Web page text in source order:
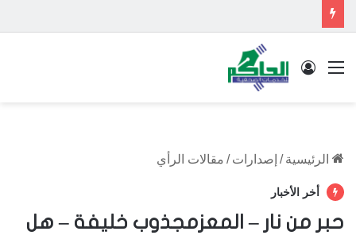
القائمة تسجيل الدخول
الرئيسية / إصدارات / مقالات الرأي
أخر الأخبار
حبر من نار – المعزمجذوب خليفة – هل